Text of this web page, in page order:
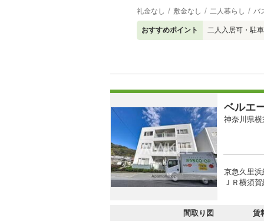
礼金なし 敷金なし 二人暮らし バ
おすすめポイント 二人入居可・駐
ベルエ
神奈川県
京急久里
ＪＲ横須
間取り図 賃